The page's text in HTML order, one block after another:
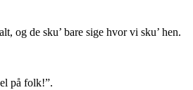
og de sku’ bare sige hvor vi sku’ hen.
på folk!”.